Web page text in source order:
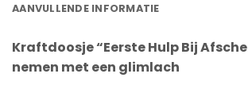
AANVULLENDE INFORMATIE
Kraftdoosje “Eerste Hulp Bij
nemen met een glimlach